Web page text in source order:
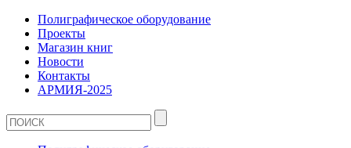
Полиграфическое оборудование
Проекты
Магазин книг
Новости
Контакты
АРМИЯ-2025